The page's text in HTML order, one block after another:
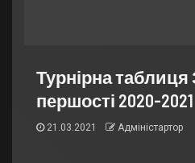
Турнірна
першості 2020-2021
21.03.2021 Адміністартор